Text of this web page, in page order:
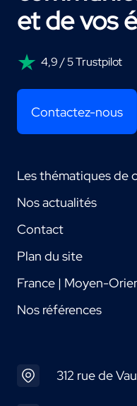
et de vos
4,9 / 5 Trustpilot
Contactez-nous
Les thématiques de
Nos actualités
Contact
Plan du site
France | Moyen-
Nos références
312 rue de